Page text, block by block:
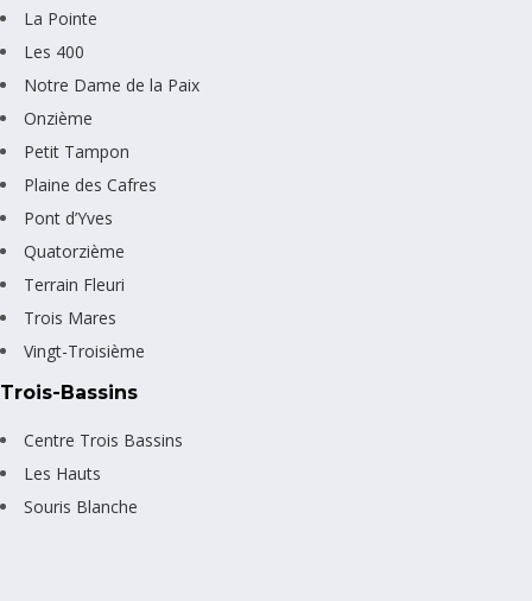
La Pointe
Les 400
Notre Dame de la Paix
Onzième
Petit Tampon
Plaine des Cafres
Pont d’Yves
Quatorzième
Terrain Fleuri
Trois Mares
Vingt-Troisième
Trois-Bassins
Centre Trois Bassins
Les Hauts
Souris Blanche